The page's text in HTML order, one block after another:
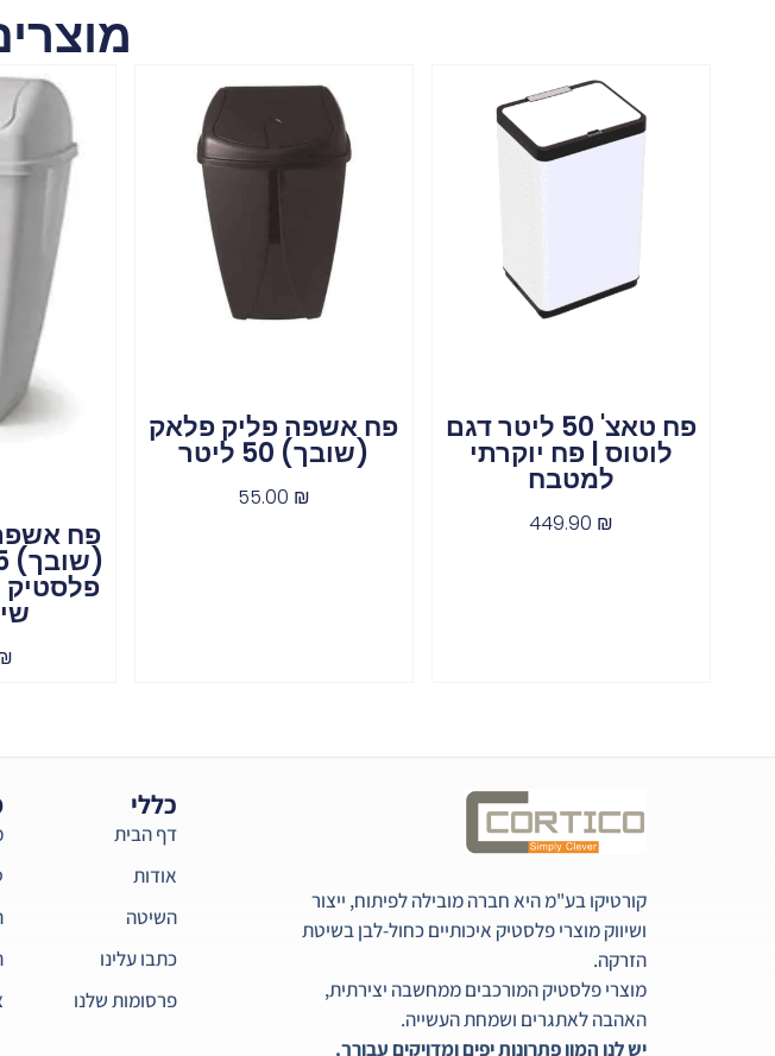
פח טאצ' 50 ליטר דגם
לוטוס | פח יוקרתי
למטבח
449.90 ₪
פח אשפה פליק פלאק
(שובך) 50 ליטר
55.00 ₪
פח
פלסטיק
קורטיקו בע"מ היא חברה מובילה לפיתוח, ייצור
ושיווק מוצרי פלסטיק איכותיים כחול-לבן בשיטת
הזרקה.
מוצרי פלסטיק המורכבים ממחשבה יצירתית,
האהבה לאתגרים ושמחת העשייה.
יש לנו המון פתרונות יפים ומדויקים עבורך.
כללי
דף הבית
אודות
השיטה
כתבו עלינו
פרסומות שלנו